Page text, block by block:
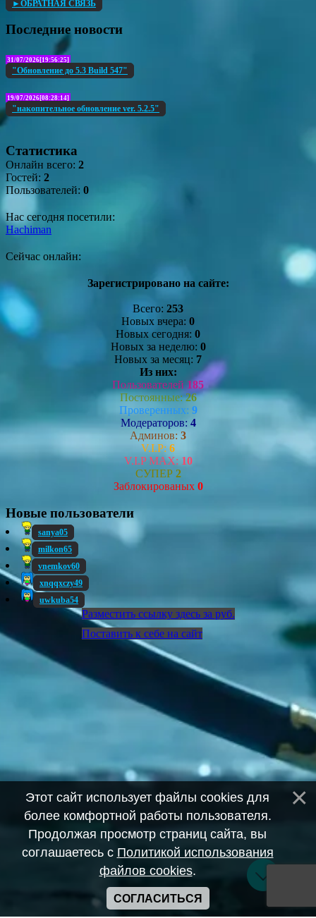
►ОБРАТНАЯ СВЯЗЬ
Последние новости
31/07/2026[19:56:25]
"Обновление до 5.3 Build 547"
19/07/2026[08:28:14]
"накопительное обновление ver. 5.2.5"
Статистика
Онлайн всего: 2
Гостей: 2
Пользователей: 0
Нас сегодня посетили:
Hachiman
Сейчас онлайн:
Зарегистрировано на сайте:
Всего: 253
Новых вчера: 0
Новых сегодня: 0
Новых за неделю: 0
Новых за месяц: 7
Из них:
Пользователей185
Постоянные:26
Проверенных: 9
Модераторов: 4
Админов: 3
V.I.P: 6
V.I.P MAX: 10
СУПЕР 2
Заблокированых 0
Новые пользователи
sanya05
milkon65
vnemkov60
xnqqxczy49
uwkuba54
Разместить ссылку здесь за руб.
Поставить к себе на сайт
Этот сайт использует файлы cookies для
более комфортной работы пользователя.
Продолжая просмотр страниц сайта, вы
соглашаетесь с Политикой использования
файлов cookies.
СОГЛАСИТЬСЯ